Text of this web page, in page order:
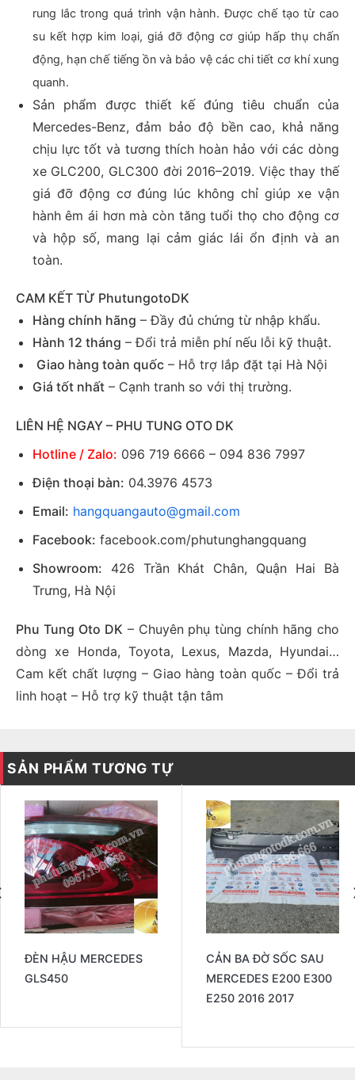
rung lắc trong quá trình vận hành. Được chế tạo từ cao
su kết hợp kim loại, giá đỡ động cơ giúp hấp thụ chấn
động, hạn chế tiếng ồn và bảo vệ các chi tiết cơ khí xung
quanh.
Sản phẩm được thiết kế đúng tiêu chuẩn của
Mercedes-Benz, đảm bảo độ bền cao, khả năng
chịu lực tốt và tương thích hoàn hảo với các dòng
xe GLC200, GLC300 đời 2016–2019. Việc thay thế
giá đỡ động cơ đúng lúc không chỉ giúp xe vận
hành êm ái hơn mà còn tăng tuổi thọ cho động cơ
và hộp số, mang lại cảm giác lái ổn định và an
toàn.
CAM KẾT TỪ PhutungotoDK
Hàng chính hãng – Đầy đủ chứng từ nhập khẩu.
Hành 12 tháng – Đổi trả miễn phí nếu lỗi kỹ thuật.
Giao hàng toàn quốc– Hỗ trợ lắp đặt tại Hà Nội
Giá tốt nhất– Cạnh tranh so với thị trường.
LIÊN HỆ NGAY – PHU TUNG OTO DK
Hotline / Zalo: 096 719 6666 – 094 836 7997
Điện thoại bàn: 04.3976 4573
Email: hangquangauto@gmail.com
Facebook: facebook.com/phutunghangquang
Showroom: 426 Trần Khát Chân, Quận Hai Bà
Trưng, Hà Nội
Phu Tung Oto DK – Chuyên phụ tùng chính hãng cho
dòng xe Honda, Toyota, Lexus, Mazda, Hyundai…
Cam kết chất lượng – Giao hàng toàn quốc – Đổi trả
linh hoạt – Hỗ trợ kỹ thuật tận tâm
SẢN PHẨM TƯƠNG TỰ
ĐÈN HẬU MERCEDES
GLS450
CẢN BA ĐỜ SỐC SAU
MERCEDES E200 E300
E250 2016 2017